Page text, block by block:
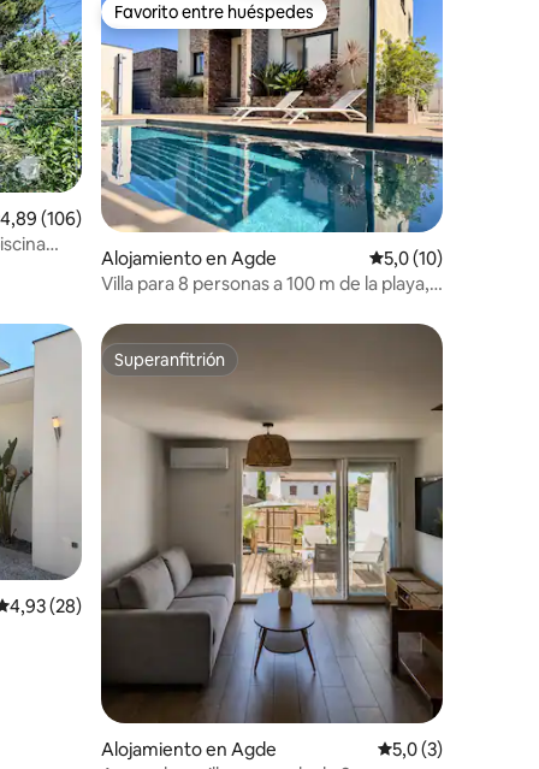
promedio: 4,89 de 5. 106 evaluaciones
4,89 (106)
Favorito entre huéspedes
Favorito entre huéspedes
Alojamiento en Agde Calificación
5,0 (10)
Villa para 8 personas a 100 m de la playa,
promedio: 4,93 de 5. 28 evaluaciones
4,93 (28)
Superanfitrión
Superanfitrión
Alojamiento en Agde Calificación
5,0 (3)